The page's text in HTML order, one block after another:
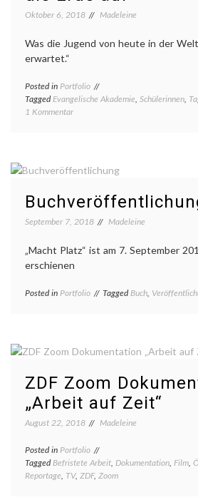
Oktober 6, 2018 Madeleine
Was die Jugend von heute in der
erwartet.“
Posted in Portfolio
Tagged Evangelische Akademie Schülerinnen
1 Kommentarzu
die
auf
September 7, 2018 Madeleine
„Macht Platz“ ist am 7. September
erschienen
Posted in Portfolio Tagged Buch
ZDF Zoom
„Arbeit auf Zeit“
August 22, 2018 Madeleine
Posted in Portfolio
Tagged Befristete Arbeit Dokumentation Film
Reportage TV, ZDF, Zoom